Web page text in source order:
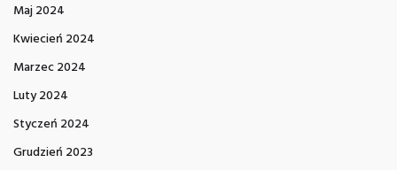
Maj 2024
Kwiecień 2024
Marzec 2024
Luty 2024
Styczeń 2024
Grudzień 2023